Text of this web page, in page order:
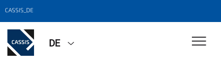
CASSIS_DE
DE